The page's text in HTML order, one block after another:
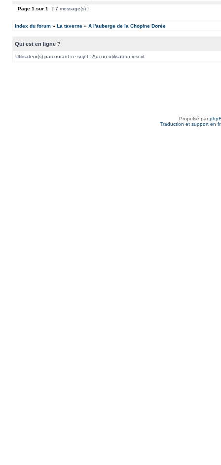
Page 1 sur 1 [ 7 message(s) ]
Index du forum » La taverne » A l'auberge de la Chopine Dorée
Qui est en ligne ?
Utilisateur(s) parcourant ce sujet : Aucun utilisateur inscrit
Propulsé par
Traduction et support en